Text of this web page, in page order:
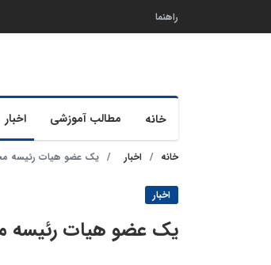
راهنما
خانه مطالب آموزشی اخبار
خانه اخبار یک عضو هیات رئیسه
اخبار
یک عضو هیات